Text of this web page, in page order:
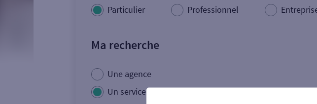
Particulier Professionnel
Ma recherche
Une agence
Un service